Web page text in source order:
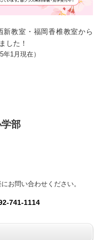
教室・福岡香椎教室から
した！
年1月現在）
部
お問い合わせください。
741-1114